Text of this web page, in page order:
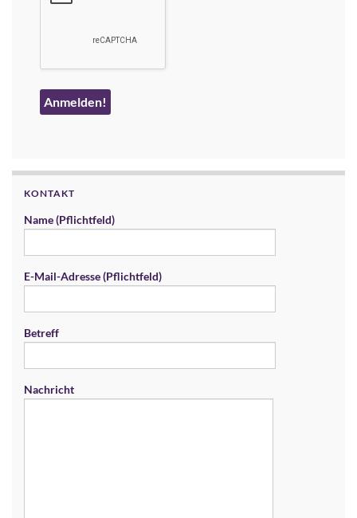
KONTAKT
Name (Pflichtfeld)
E-Mail-Adresse (Pflichtfeld)
Betreff
Nachricht